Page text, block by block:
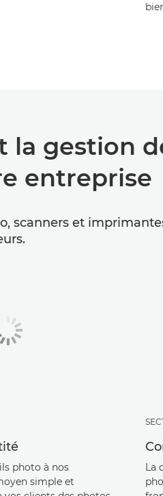
la gestion
entreprise
scanners et
photo à nos
simple et
La